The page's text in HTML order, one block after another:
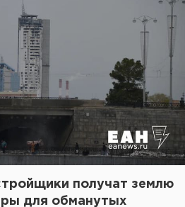
получат землю
для обманутых